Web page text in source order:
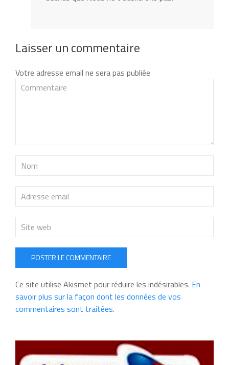
Laisser un commentaire
Votre adresse email ne sera pas publiée
POSTER LE COMMENTAIRE
Ce site utilise Akismet pour réduire les indésirables. En
savoir plus sur la façon dont les données de vos
commentaires sont traitées.